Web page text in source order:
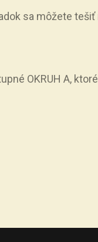
sa môžete
OKRUH A,